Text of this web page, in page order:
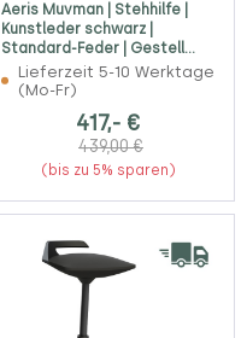
Aeris Muvman | Stehhilfe |
Kunstleder schwarz |
Standard-Feder | Gestell
grau
Lieferzeit 5-10 Werktage
(Mo-Fr)
417,- €
439,00 €
(bis zu 5% sparen)